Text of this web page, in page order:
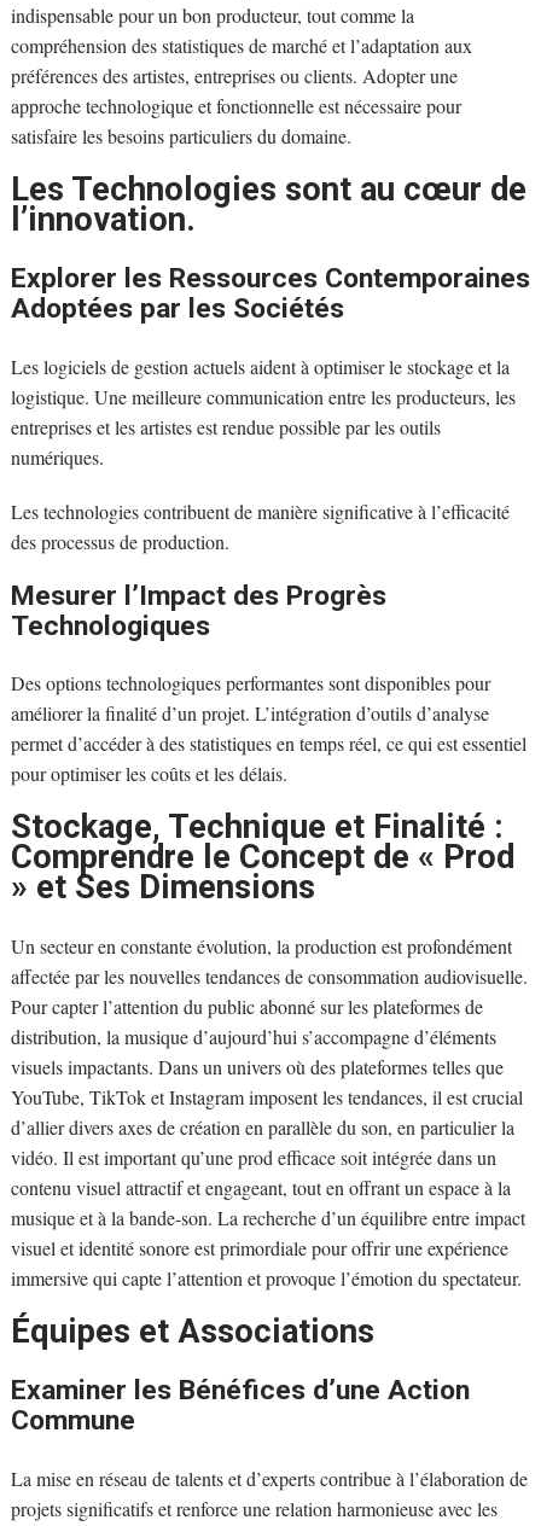
indispensable pour un bon producteur, tout comme la
compréhension des statistiques de marché et l’adaptation aux
préférences des artistes, entreprises ou clients. Adopter une
approche technologique et fonctionnelle est nécessaire pour
satisfaire les besoins particuliers du domaine.
Les Technologies sont au cœur de
l’innovation.
Explorer les Ressources Contemporaines
Adoptées par les Sociétés
Les logiciels de gestion actuels aident à optimiser le stockage et la
logistique. Une meilleure communication entre les producteurs, les
entreprises et les artistes est rendue possible par les outils
numériques.
Les technologies contribuent de manière significative à l’efficacité
des processus de production.
Mesurer l’Impact des Progrès
Technologiques
Des options technologiques performantes sont disponibles pour
améliorer la finalité d’un projet. L’intégration d’outils d’analyse
permet d’accéder à des statistiques en temps réel, ce qui est essentiel
pour optimiser les coûts et les délais.
Stockage, Technique et Finalité :
Comprendre le Concept de « Prod
» et Ses Dimensions
Un secteur en constante évolution, la production est profondément
affectée par les nouvelles tendances de consommation audiovisuelle.
Pour capter l’attention du public abonné sur les plateformes de
distribution, la musique d’aujourd’hui s’accompagne d’éléments
visuels impactants. Dans un univers où des plateformes telles que
YouTube, TikTok et Instagram imposent les tendances, il est crucial
d’allier divers axes de création en parallèle du son, en particulier la
vidéo. Il est important qu’une prod efficace soit intégrée dans un
contenu visuel attractif et engageant, tout en offrant un espace à la
musique et à la bande-son. La recherche d’un équilibre entre impact
visuel et identité sonore est primordiale pour offrir une expérience
immersive qui capte l’attention et provoque l’émotion du spectateur.
Équipes et Associations
Examiner les Bénéfices d’une Action
Commune
La mise en réseau de talents et d’experts contribue à l’élaboration de
projets significatifs et renforce une relation harmonieuse avec les